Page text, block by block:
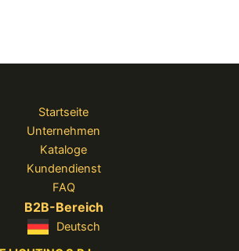
Startseite
Unternehmen
Kataloge
Kundendienst
FAQ
B2B-Bereich
Deutsch